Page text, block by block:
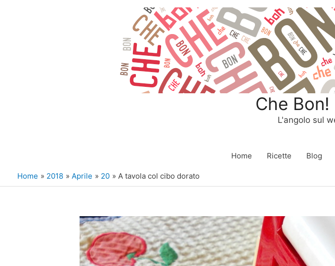
Che Bon!
L'angolo sul
Home Ricette Blog
Home 2018 Aprile 20 A tavola col cibo dorato